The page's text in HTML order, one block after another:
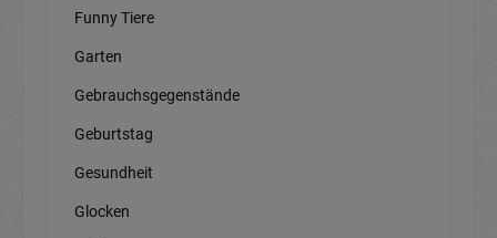
Funny Tiere
Garten
Gebrauchsgegenstände
Geburtstag
Gesundheit
Glocken